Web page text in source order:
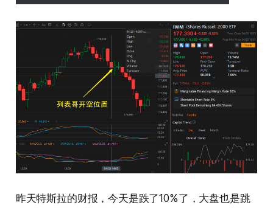
昨天特斯拉的财报，今天是跌了10%了，大盘也是跳